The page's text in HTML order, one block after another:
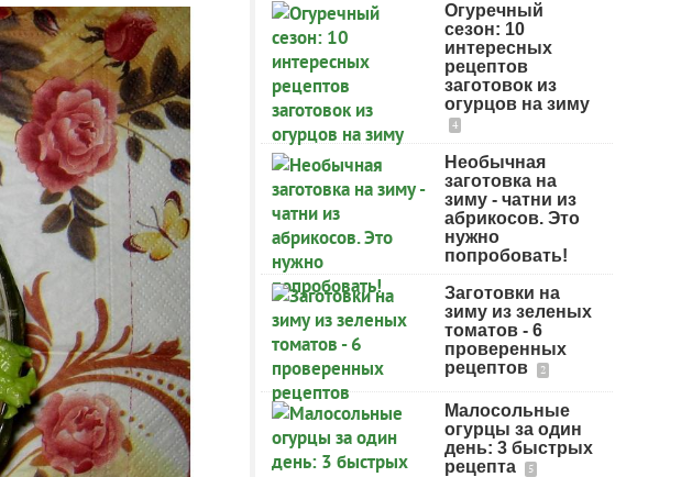
Огуречный
сезон: 10
интересных
рецептов
заготовок из
огурцов на зиму
4
Необычная
заготовка на
зиму - чатни из
абрикосов. Это
нужно
попробовать!
Заготовки на
зиму из зеленых
томатов - 6
проверенных
рецептов
2
Малосольные
огурцы за один
день: 3 быстрых
рецепта
5